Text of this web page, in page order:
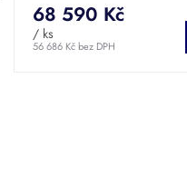
je
5,0
z
56 686 Kč bez DPH
68 590 Kč
/ ks